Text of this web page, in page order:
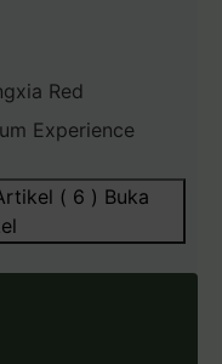
Red
Experience
( 6 ) Buka